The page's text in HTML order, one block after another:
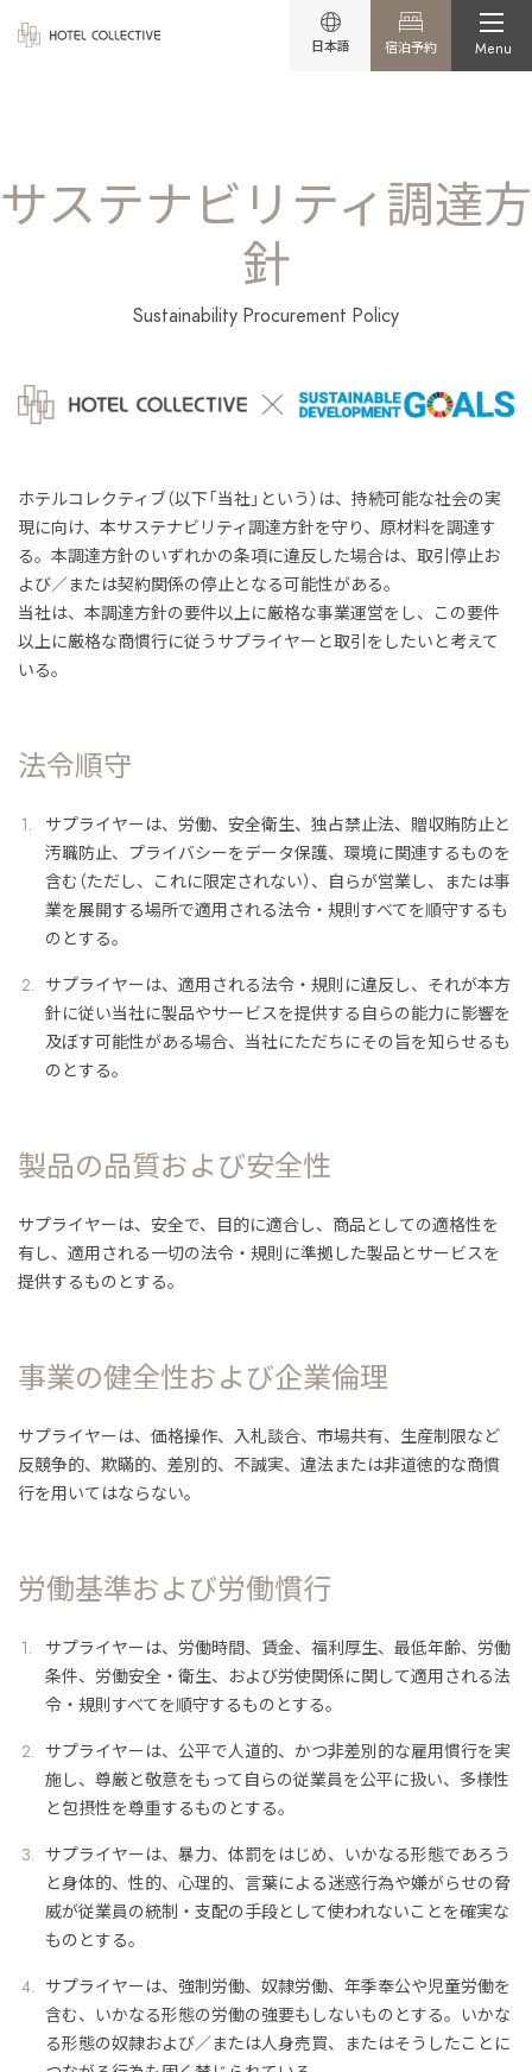
日本語 宿泊予約 Menu
サステナビリティ調達方
針
Sustainability Procurement Policy
ホテルコレクティブ（以下「当社」という）は、持続可能な社会の実
現に向け、本サステナビリティ調達方針を守り、原材料を調達す
る。本調達方針のいずれかの条項に違反した場合は、取引停止お
よび／または契約関係の停止となる可能性がある。
当社は、本調達方針の要件以上に厳格な事業運営をし、この要件
以上に厳格な商慣行に従うサプライヤーと取引をしたいと考えて
いる。
法令順守
サプライヤーは、労働、安全衛生、独占禁止法、贈収賄防止と
汚職防止、プライバシーをデータ保護、環境に関連するものを
含む（ただし、これに限定されない）、自らが営業し、または事
業を展開する場所で適用される法令・規則すべてを順守するも
のとする。
サプライヤーは、適用される法令・規則に違反し、それが本方
針に従い当社に製品やサービスを提供する自らの能力に影響を
及ぼす可能性がある場合、当社にただちにその旨を知らせるも
のとする。
製品の品質および安全性
サプライヤーは、安全で、目的に適合し、商品としての適格性を
有し、適用される一切の法令・規則に準拠した製品とサービスを
提供するものとする。
事業の健全性および企業倫理
サプライヤーは、価格操作、入札談合、市場共有、生産制限など
反競争的、欺瞞的、差別的、不誠実、違法または非道徳的な商慣
行を用いてはならない。
労働基準および労働慣行
サプライヤーは、労働時間、賃金、福利厚生、最低年齢、労働
条件、労働安全・衛生、および労使関係に関して適用される法
令・規則すべてを順守するものとする。
サプライヤーは、公平で人道的、かつ非差別的な雇用慣行を実
施し、尊厳と敬意をもって自らの従業員を公平に扱い、多様性
と包摂性を尊重するものとする。
サプライヤーは、暴力、体罰をはじめ、いかなる形態であろう
と身体的、性的、心理的、言葉による迷惑行為や嫌がらせの脅
威が従業員の統制・支配の手段として使われないことを確実な
ものとする。
サプライヤーは、強制労働、奴隷労働、年季奉公や児童労働を
含む、いかなる形態の労働の強要もしないものとする。いかな
る形態の奴隷および／または人身売買、またはそうしたことに